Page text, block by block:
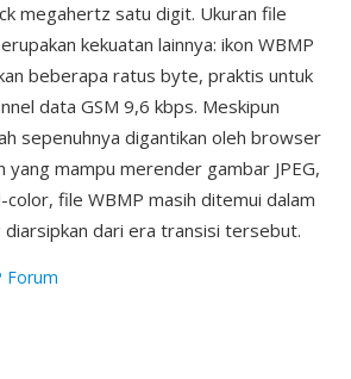
megahertz satu digit. Ukuran file
kekuatan lainnya: ikon WBMP
beberapa ratus byte, praktis untuk
data GSM 9,6 kbps. Meskipun
sepenuhnya digantikan oleh browser
mampu merender gambar JPEG,
color, file WBMP masih ditemui dalam
dari era transisi tersebut.
Forum